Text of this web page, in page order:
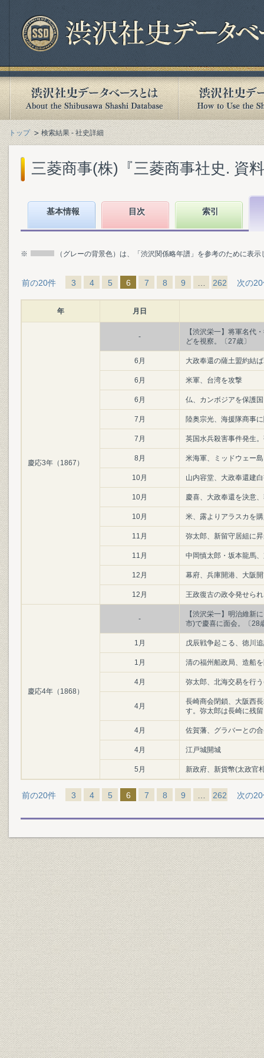
トップ 検索結果 - 社史詳細
三菱商事(株)『三菱商事社史. 資
基本情報 目次 索引
※ （グレーの背景色）は、「渋沢関係略年譜」を参考のために表
前の20件 3 4 5 6 7 8 9 262 次の
年 月日
慶応3年（1867）
-
【渋沢栄一】将軍名代
どを視察。〔27歳〕
6月 大政奉還の薩土盟約結
6月 米軍、台湾を攻撃
6月 仏、カンボジアを保護
7月 陸奥宗光、海援隊商事
7月 英国水兵殺害事件発生
8月 米海軍、ミッドウェー
10月 山内容堂、大政奉還建
10月 慶喜、大政奉還を決意
10月 米、露よりアラスカを
11月 弥太郎、新留守居組に
11月 中岡慎太郎・坂本龍馬
12月 幕府、兵庫開港、大阪
12月 王政復古の政令発せら
慶応4年（1868）
-
【渋沢栄一】明治維新
市)で慶喜に面会。〔28
1月 戊辰戦争起こる、徳川
1月 清の福州船政局、造船
4月 弥太郎、北海交易を行
4月
長崎商会閉鎖、大阪西
す。弥太郎は長崎に残
4月 佐賀藩、グラバーとの
4月 江戸城開城
5月 新政府、新貨幣(太政官
前の20件 3 4 5 6 7 8 9 262 次の